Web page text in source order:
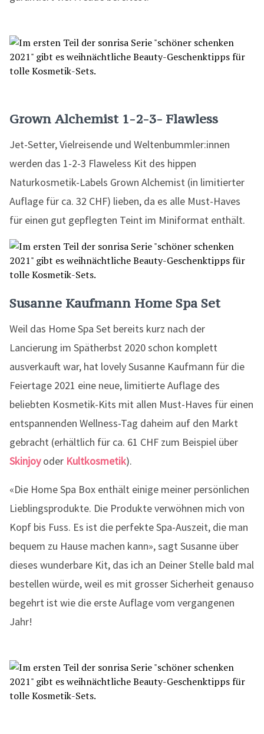
Grown Alchemist 1-2-3- Flawless
Jet-Setter, Vielreisende und Weltenbummler:innen
werden das 1-2-3 Flaweless Kit des hippen
Naturkosmetik-Labels Grown Alchemist (in limitierter
Auflage für ca. 32 CHF) lieben, da es alle Must-Haves
für einen gut gepflegten Teint im Miniformat enthält.
Susanne Kaufmann Home Spa Set
Weil das Home Spa Set bereits kurz nach der
Lancierung im Spätherbst 2020 schon komplett
ausverkauft war, hat lovely Susanne Kaufmann für die
Feiertage 2021 eine neue, limitierte Auflage des
beliebten Kosmetik-Kits mit allen Must-Haves für einen
entspannenden Wellness-Tag daheim auf den Markt
gebracht (erhältlich für ca. 61 CHF zum Beispiel über
Skinjoyoder Kultkosmetik).
«Die Home Spa Box enthält einige meiner persönlichen
Lieblingsprodukte. Die Produkte verwöhnen mich von
Kopf bis Fuss. Es ist die perfekte Spa-Auszeit, die man
bequem zu Hause machen kann», sagt Susanne über
dieses wunderbare Kit, das ich an Deiner Stelle bald mal
bestellen würde, weil es mit grosser Sicherheit genauso
begehrt ist wie die erste Auflage vom vergangenen
Jahr!